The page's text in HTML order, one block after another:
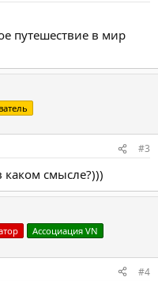
путешествие в мир
#3
смысле?)))
Ассоциация VN
#4